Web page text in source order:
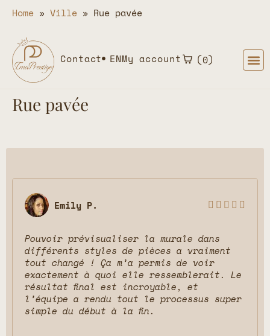
Home » Ville » Rue pavée
Contact ENMy account 0
Rue pavée
Emily P.     
Pouvoir prévisualiser la murale dans
différents styles de pièces a vraiment
tout changé ! Ça m’a permis de voir
exactement à quoi elle ressemblerait. Le
résultat final est incroyable, et
l’équipe a rendu tout le processus super
simple du début à la fin.